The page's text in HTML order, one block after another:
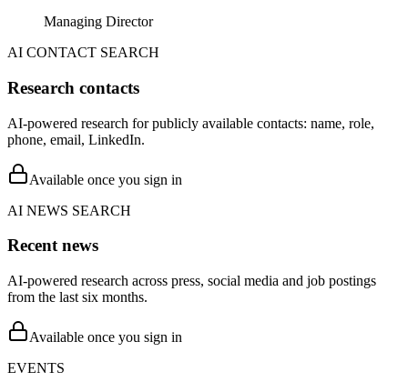
Managing Director
AI CONTACT SEARCH
Research contacts
AI-powered research for publicly available contacts: name, role,
phone, email, LinkedIn.
Available once you sign in
AI NEWS SEARCH
Recent news
AI-powered research across press, social media and job postings
from the last six months.
Available once you sign in
EVENTS